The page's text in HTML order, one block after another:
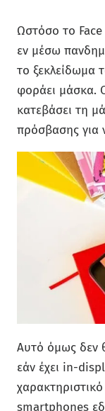
Ωστόσο το Face
εν μέσω
το ξεκλείδωμα
φοράει μάσκα.
κατεβάσει τη
πρόσβασης για
Αυτό όμως δεν
εάν έχει in-
smartphones